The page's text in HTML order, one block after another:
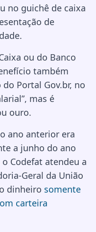
no guichê de caixa
de
ou do Banco
também
Portal Gov.br, no
mas é
ouro.
ano anterior era
a junho do ano
Codefat atendeu a
Geral da União
dinheiro somente
carteira